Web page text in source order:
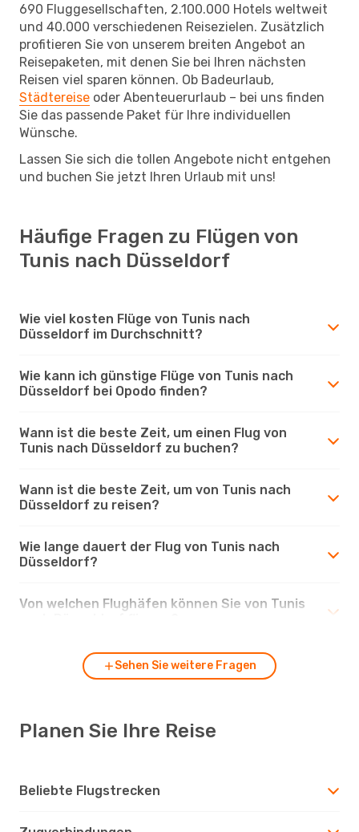
690 Fluggesellschaften, 2.100.000 Hotels weltweit
und 40.000 verschiedenen Reisezielen. Zusätzlich
profitieren Sie von unserem breiten Angebot an
Reisepaketen, mit denen Sie bei Ihren nächsten
Reisen viel sparen können. Ob Badeurlaub,
Städtereise oder Abenteuerurlaub – bei uns finden
Sie das passende Paket für Ihre individuellen
Wünsche.
Lassen Sie sich die tollen Angebote nicht entgehen
und buchen Sie jetzt Ihren Urlaub mit uns!
Häufige Fragen zu Flügen von
Tunis nach Düsseldorf
Wie viel kosten Flüge von Tunis nach
Düsseldorf im Durchschnitt?
Wie kann ich günstige Flüge von Tunis nach
Düsseldorf bei Opodo finden?
Wann ist die beste Zeit, um einen Flug von
Tunis nach Düsseldorf zu buchen?
Wann ist die beste Zeit, um von Tunis nach
Düsseldorf zu reisen?
Wie lange dauert der Flug von Tunis nach
Düsseldorf?
Von welchen Flughäfen können Sie von Tunis
Sehen Sie weitere Fragen
Planen Sie Ihre Reise
Beliebte Flugstrecken